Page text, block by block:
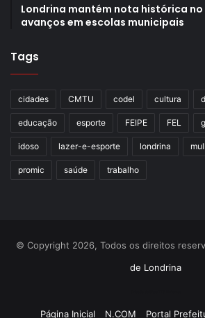
Londrina mantém nota histórica
avanços em escolas municipais
Tags
cidades CMTU codel cultura
educação esporte FEIPE FEL
idoso lazer-e-esporte londrina
promic saúde trabalho
© Copyright 2026, Todos os direitos
de Londrina
Página Inicial N.COM Portal